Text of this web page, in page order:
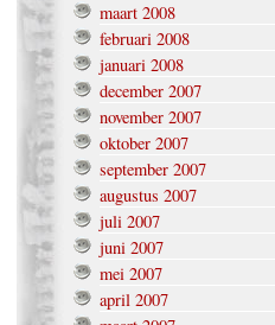
maart 2008
februari 2008
januari 2008
december 2007
november 2007
oktober 2007
september 2007
augustus 2007
juli 2007
juni 2007
mei 2007
april 2007